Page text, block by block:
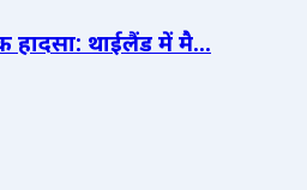
हादसा: थाईलैंड में मै...